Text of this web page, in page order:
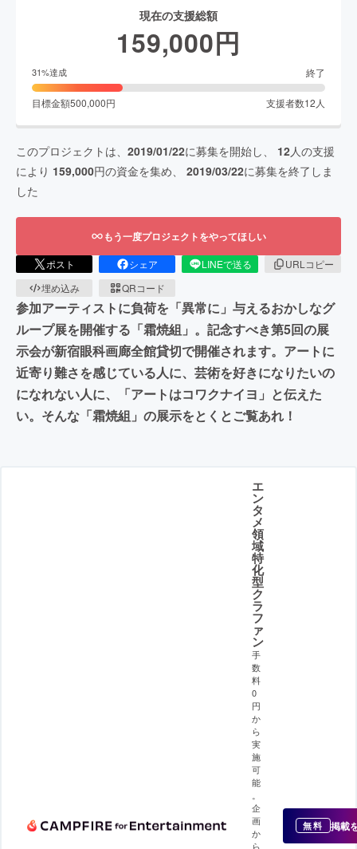
現在の支援総額
159,000円
31%達成 終了
目標金額500,000円 支援者数12 人
このプロジェクトは、 2019/01/22に募集を開始し、 12人の支援
により 159,000円の資金を集め、 2019/03/22に募集を終了しま
した
もう一度プロジェクトをやってほしい
ポスト シェア LINEで送る
URLコピー
埋め込み
QRコード
参加アーティストに負荷を「異常に」与えるおかしなグ
ループ展を開催する「霜焼組」。記念すべき第5回の展
示会が新宿眼科画廊全館貸切で開催されます。アートに
近寄り難さを感じている人に、芸術を好きになりたいの
になれない人に、「アートはコワクナイヨ」と伝えた
い。そんな「霜焼組」の展示をとくとご覧あれ！
エ
ン
タ
メ
領
域
特
化
型
ク
ラ
フ
ァ
ン
手
数
料
0
円
か
ら
実
施
可
能
企
画
か
ら
無料 掲載